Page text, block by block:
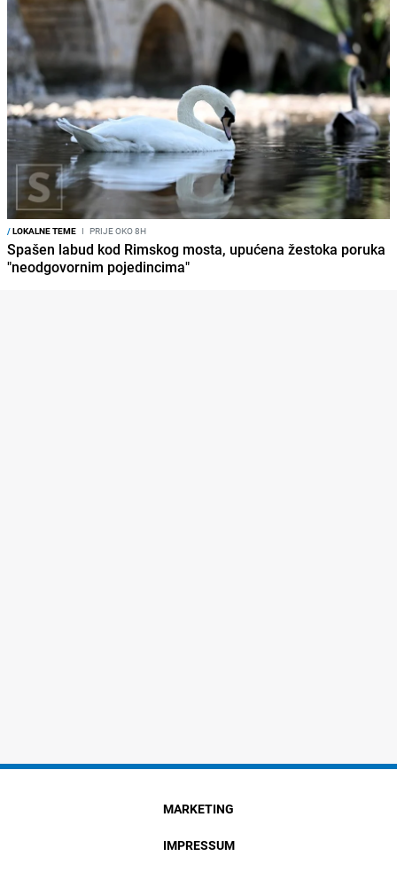
/LOKALNE TEME I PRIJE OKO 8H
Spašen labud kod Rimskog mosta, upućena žestoka poruka
"neodgovornim pojedincima"
MARKETING
IMPRESSUM